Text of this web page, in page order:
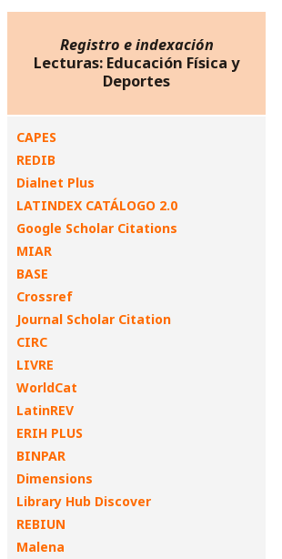
Registro e indexación
Lecturas: Educación Física y
Deportes
CAPES
REDIB
Dialnet Plus
LATINDEX CATÁLOGO 2.0
Google Scholar Citations
MIAR
BASE
Crossref
Journal Scholar Citation
CIRC
LIVRE
WorldCat
LatinREV
ERIH PLUS
BINPAR
Dimensions
Library Hub Discover
REBIUN
Malena